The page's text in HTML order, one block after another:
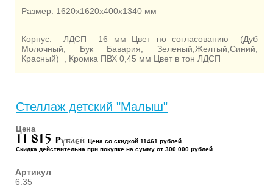
ИГРОВАЯ МЕБЕЛЬ (16)
УГОЛКИ ПРИРОДЫ ИЗО
СПОРТ (10)
МЯГКАЯ МЕБЕЛЬ (3)
ПАРТЫ ШКОЛЬНЫЕ (36)
СТУЛЬЯ ШКОЛЬНЫЕ (6)
(1)
Размер: 1620х1620х400х1340 мм
Корпус: ЛДСП 16 мм Цвет по согласованию (Дуб
Молочный, Бук Бавария, Зеленый,Желтый,Синий,
Красный) , Кромка ПВХ 0,45 мм Цвет в тон ЛДСП
Стеллаж детский "Малыш"
Цена
11 815 Pублей Цена со скидкой 11461 рублей
Скидка действительна при покупке на сумму от 300 000 рублей
Артикул
6.35